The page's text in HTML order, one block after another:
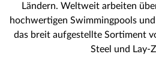
Ländern. Weltweit arbeiten
hochwertigen Swimmingpools
das breit aufgestellte Sortiment
Steel und Lay-